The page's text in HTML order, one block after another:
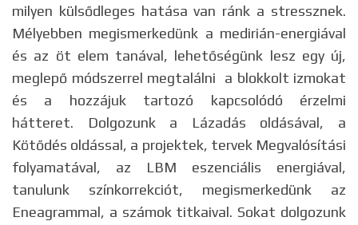
milyen külsődleges hatása van ránk a stressznek.
Mélyebben megismerkedünk a medirián-energiával
és az öt elem tanával, lehetőségünk lesz egy új,
meglepő módszerrel megtalálni a blokkolt izmokat
és a hozzájuk tartozó kapcsolódó érzelmi
hátteret. Dolgozunk a Lázadás oldásával, a
Kötődés oldással, a projektek, tervek Megvalósítási
folyamatával, az LBM eszenciális energiával,
tanulunk színkorrekciót, megismerkedünk az
Eneagrammal, a számok titkaival. Sokat dolgozunk